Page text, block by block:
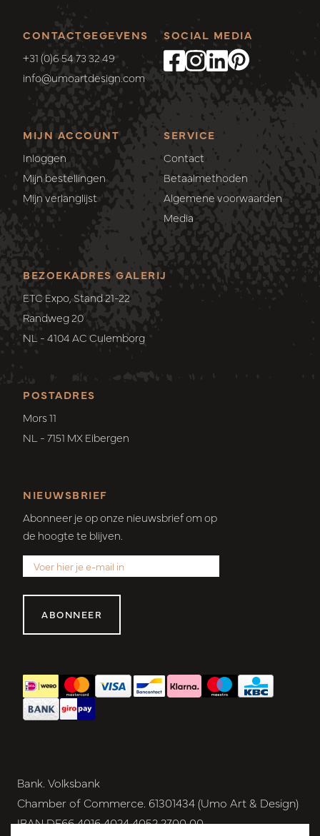
CONTACTGEGEVENS
+31 (0)6 54 73 32 49
info@umoartdesign.com
MIJN ACCOUNT
Inloggen
Mijn bestellingen
Mijn verlanglijst
SERVICE
Contact
Betaalmethoden
Algemene voorwaarden
Media
SOCIAL MEDIA
POSTADRES
Mors 11
NL - 7151 MX Eibergen
BEZOEKADRES GALERIJ
ETC Expo, Stand 21-22
Randweg 20
NL - 4104 AC Culemborg
NIEUWSBRIEF
Abonneer je op onze nieuwsbrief om op
de hoogte te blijven.
ABONNEER
Bank. Volksbank
Chamber of Commerce. 61301434 (Umo Art & Design)
IBAN DE66 4016 4024 4052 2700 00